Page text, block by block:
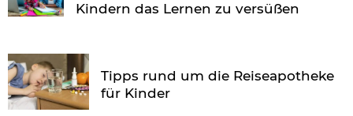
Kindern das Lernen zu versüßen
Tipps rund um die Reiseapotheke
für Kinder